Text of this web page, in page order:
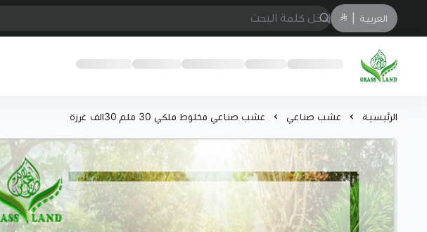
العربية
GrassJeddah
الرئيسية عشب صناعي عشب صناعي مخلوط ملكي 30 ملم 30الف غرزة